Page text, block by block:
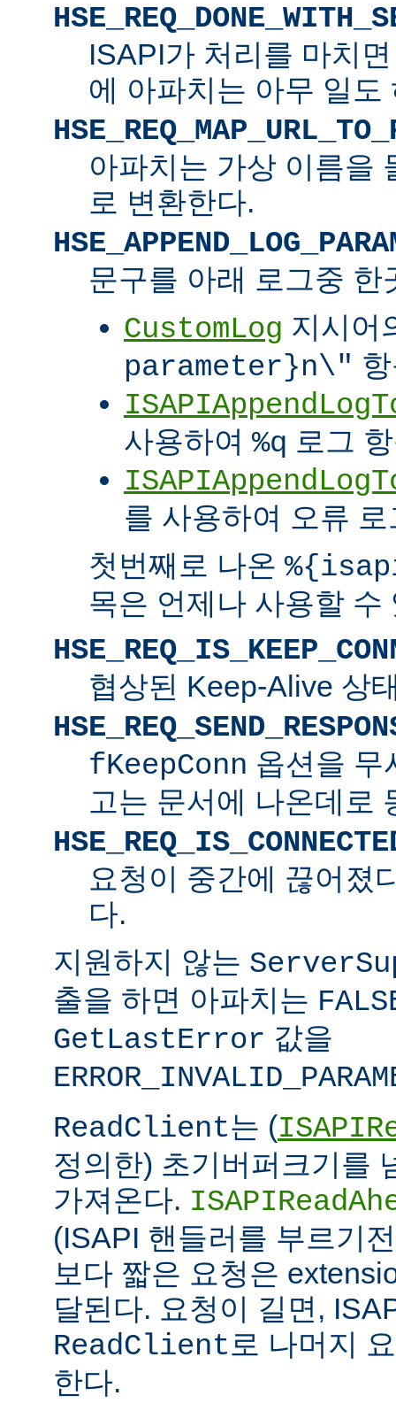
ISAPI가 처리를 마치
에 아파치는 아무 일도
아파치는 가상 이름을
로 변환한다.
문구를 아래 로그중 한
CustomLog 지시어
parameter}n\"
사용하여 %q 로그
를 사용하여 오류 로
첫번째로 나온
목은 언제나 사용할 수
협상된 Keep-Alive 상
fKeepConn 옵션을 무
고는 문서에 나온데로
요청이 중간에 끊어졌
다.
지원하지 않는
출을 하면 아파치는
GetLastError 값을
ReadClient는 (
정의한) 초기버퍼크기를
가져온다.
(ISAPI 핸들러를 부르기
보다 짧은 요청은
달된다. 요청이 길면,
ReadClient 로 나머지
한다.